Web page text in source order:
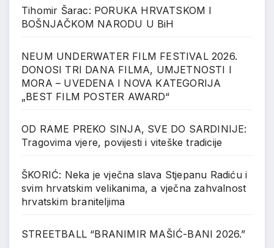
Tihomir Šarac: PORUKA HRVATSKOM I
BOŠNJAČKOM NARODU U BiH
NEUM UNDERWATER FILM FESTIVAL 2026.
DONOSI TRI DANA FILMA, UMJETNOSTI I
MORA – UVEDENA I NOVA KATEGORIJA
„BEST FILM POSTER AWARD“
OD RAME PREKO SINJA, SVE DO SARDINIJE:
Tragovima vjere, povijesti i viteške tradicije
ŠKORIĆ: Neka je vječna slava Stjepanu Radiću i
svim hrvatskim velikanima, a vječna zahvalnost
hrvatskim braniteljima
STREETBALL “BRANIMIR MAŠIĆ-BANI 2026.”